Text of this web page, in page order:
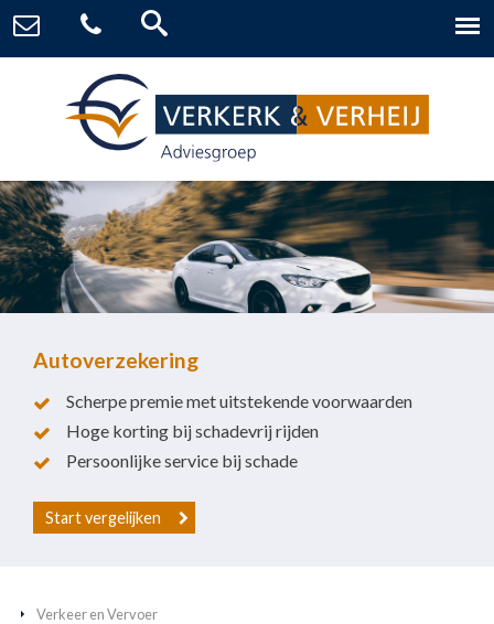
Autoverzekering
Scherpe premie met uitstekende voorwaarden
Hoge korting bij schadevrij rijden
Persoonlijke service bij schade
Start vergelijken
Verkeer en Vervoer